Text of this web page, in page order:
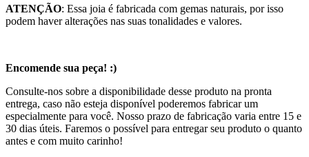
ATENÇÃO: Essa joia é fabricada com gemas naturais, por isso
podem haver alterações nas suas tonalidades e valores.
Encomende sua peça! :)
Consulte-nos sobre a disponibilidade desse produto na pronta
entrega, caso não esteja disponível poderemos fabricar um
especialmente para você. Nosso prazo de fabricação varia entre 15 e
30 dias úteis. Faremos o possível para entregar seu produto o quanto
antes e com muito carinho!